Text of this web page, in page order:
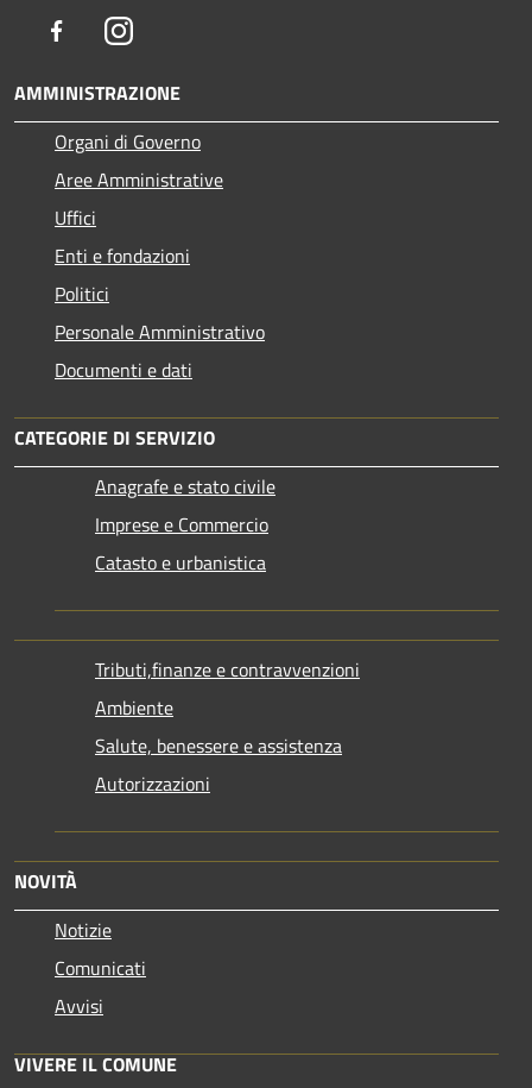
FacebookInstagram
AMMINISTRAZIONE
Organi di Governo
Aree Amministrative
Uffici
Enti e fondazioni
Politici
Personale Amministrativo
Documenti e dati
CATEGORIE DI SERVIZIO
Anagrafe e stato civile
Imprese e Commercio
Catasto e urbanistica
Tributi,finanze e contravvenzioni
Ambiente
Salute, benessere e assistenza
Autorizzazioni
NOVITÀ
Notizie
Comunicati
Avvisi
VIVERE IL COMUNE